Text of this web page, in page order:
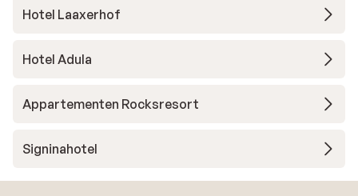
Hotel Laaxerhof
Hotel Adula
Appartementen Rocksresort
Signinahotel